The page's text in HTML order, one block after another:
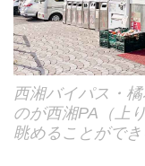
西湘バイパス・
のが西湘PA（上
眺めることができ